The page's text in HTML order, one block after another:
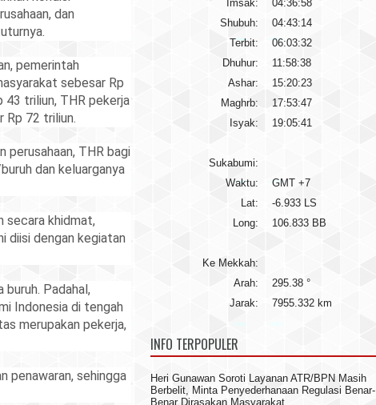
dan
pemerintah
sebesar Rp
43 triliun, THR pekerja
Rp 72 triliun.
perusahaan, THR bagi
dan keluarganya
secara khidmat,
diisi dengan kegiatan
Padahal,
Indonesia di tengah
merupakan pekerja,
penawaran, sehingga
Imsak:
04:36:58
Shubuh:
04:43:14
Terbit:
06:03:32
Dhuhur:
11:58:38
Ashar:
15:20:23
Maghrb:
17:53:47
Isyak:
19:05:41
Sukabumi:
Waktu:
GMT +7
Lat:
-6.933 LS
Long:
106.833 BB
Ke Mekkah:
Arah:
295.38 °
Jarak:
7955.332 km
INFO TERPOPULER
Heri Gunawan Soroti Layanan ATR/BPN Masih
Berbelit, Minta Penyederhanaan Regulasi Benar-
Benar Dirasakan Masyarakat